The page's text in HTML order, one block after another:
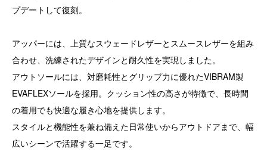
プデートして復刻。
アッパーには、上質なスウェードレザーとスムースレザーを組み
合わせ、洗練されたデザインと耐久性を実現しました。
アウトソールには、対磨耗性とグリップ力に優れたVIBRAM製
EVAFLEXソールを採用。クッション性の高さが特徴で、長時間
の着用でも快適な履き心地を提供します。
スタイルと機能性を兼ね備えた日常使いからアウトドアまで、幅
広いシーンで活躍する一足です。